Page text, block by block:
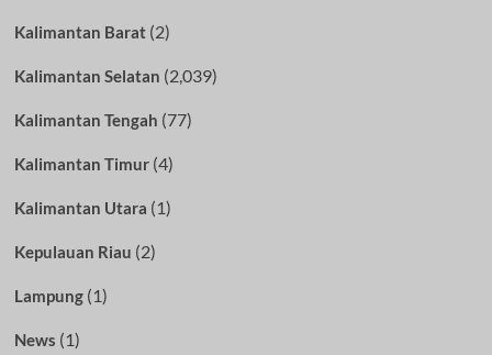
Kalimantan Barat(2)
Kalimantan Selatan (2,039)
Kalimantan Tengah (77)
Kalimantan Timur(4)
Kalimantan Utara (1)
Kepulauan Riau (2)
Lampung(1)
News (1)